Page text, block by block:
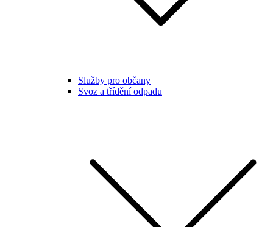
Služby pro občany
Svoz a třídění odpadu